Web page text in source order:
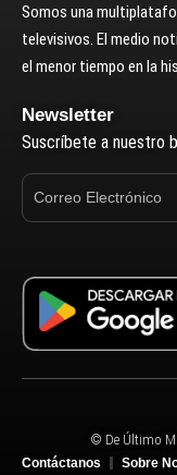
Somos una
televisivos. El medio
el menor tiempo en la
Newsletter
Suscríbete a nuestro
© De Último
Contáctanos
Sobre